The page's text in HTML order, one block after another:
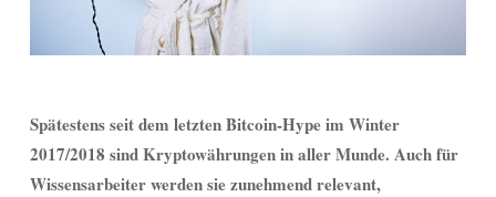
Spätestens seit dem letzten Bitcoin-Hype im Winter
2017/2018 sind Kryptowährungen in aller Munde. Auch für
Wissensarbeiter werden sie zunehmend relevant,